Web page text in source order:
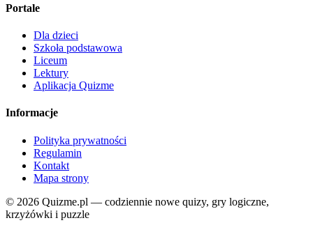
Portale
Dla dzieci
Szkoła podstawowa
Liceum
Lektury
Aplikacja Quizme
Informacje
Polityka prywatności
Regulamin
Kontakt
Mapa strony
© 2026 Quizme.pl — codziennie nowe quizy, gry logiczne,
krzyżówki i puzzle